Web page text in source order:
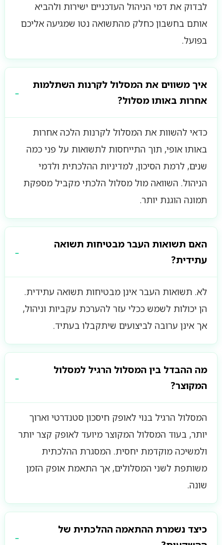
לבדוק את דמי הניהול העדכניים ישירות ולהביא
אותם בחשבון כחלק מהתשואה נטו שמגיעה אליכם
בפועל.
איך משווים את המסלול לקרנות השתלמות
אחרות באותו מסלול?
כדאי להשוות את המסלול לקרנות הלכה אחרות
באותו אופי, תוך התייחסות לתשואות על פני כמה
שנים, לרמת הסיכון, למדיניות ההלכתית ולדמי
הניהול. השוואה מול מסלול הלכתי מקביל מספקת
תמונה הוגנת יותר.
האם תשואות העבר מבטיחות תשואה
עתידית?
לא. תשואות העבר אינן מבטיחות תשואה עתידית.
הן יכולות לשמש ככלי עזר להערכת עקביות וניהול,
אך אינן ערובה לביצועים שיתקבלו בעתיד.
מה ההבדל בין המסלול הרגיל למסלול
המקוצר?
המסלול הרגיל בנוי לאופק חיסכון סטנדרטי וארוך
יותר, בעוד המסלול המקוצר מיועד לאופק קצר יותר
ולמשיכה מוקדמת יחסית. המסגרת ההלכתית
משותפת לשני המסלולים, אך התאמת אופק הזמן
שונה.
כיצד נשמרת ההתאמה ההלכתית של